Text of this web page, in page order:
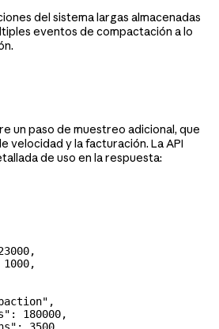
del sistema largas almacenadas
eventos de compactación a lo
un paso de muestreo adicional, que
velocidad y la facturación. La API
de uso en la respuesta:
,
1000,
,
: 180000,